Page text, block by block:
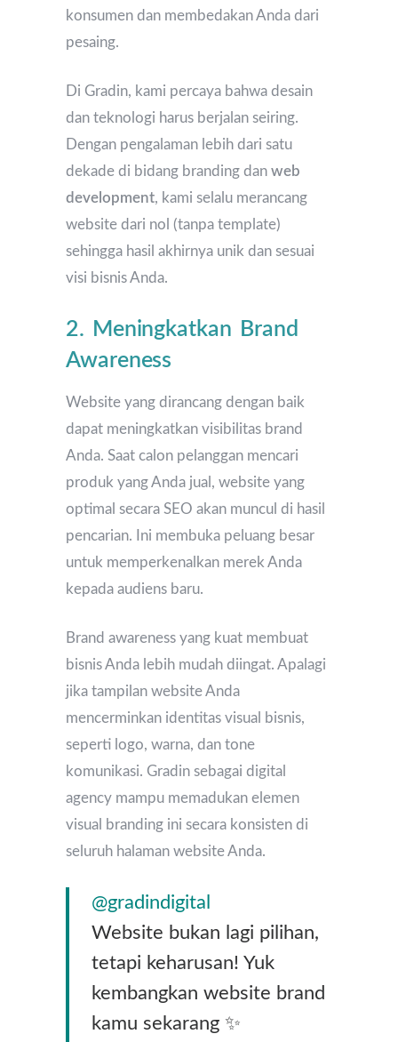
konsumen dan membedakan Anda dari
pesaing.
Di Gradin, kami percaya bahwa desain
dan teknologi harus berjalan seiring.
Dengan pengalaman lebih dari satu
dekade di bidang branding dan web
development, kami selalu merancang
website dari nol (tanpa template)
sehingga hasil akhirnya unik dan sesuai
visi bisnis Anda.
2. Meningkatkan Brand
Awareness
Website yang dirancang dengan baik
dapat meningkatkan visibilitas brand
Anda. Saat calon pelanggan mencari
produk yang Anda jual, website yang
optimal secara SEO akan muncul di hasil
pencarian. Ini membuka peluang besar
untuk memperkenalkan merek Anda
kepada audiens baru.
Brand awareness yang kuat membuat
bisnis Anda lebih mudah diingat. Apalagi
jika tampilan website Anda
mencerminkan identitas visual bisnis,
seperti logo, warna, dan tone
komunikasi. Gradin sebagai digital
agency mampu memadukan elemen
visual branding ini secara konsisten di
seluruh halaman website Anda.
@gradindigital
Website bukan lagi pilihan,
tetapi keharusan! Yuk
kembangkan website brand
kamu sekarang ✨